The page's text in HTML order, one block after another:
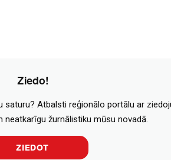
Ziedo!
saturu? Atbalsti reģionālo portālu ar
neatkarīgu žurnālistiku mūsu novadā.
ZIEDOT